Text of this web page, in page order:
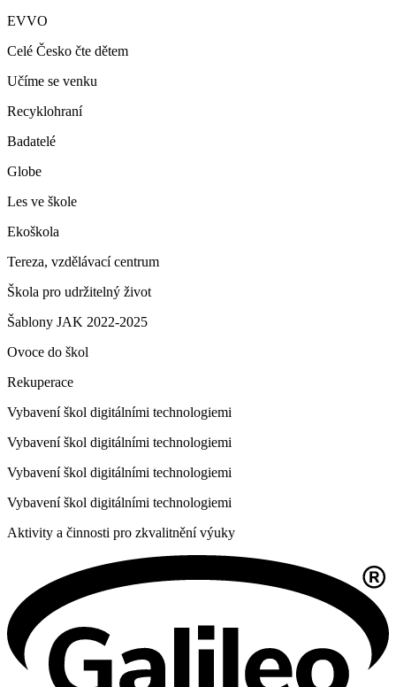
EVVO
Celé Česko čte dětem
Učíme se venku
Recyklohraní
Badatelé
Globe
Les ve škole
Ekoškola
Tereza, vzdělávací centrum
Škola pro udržitelný život
Šablony JAK 2022-2025
Ovoce do škol
Rekuperace
Vybavení škol digitálními technologiemi
Vybavení škol digitálními technologiemi
Vybavení škol digitálními technologiemi
Vybavení škol digitálními technologiemi
Aktivity a činnosti pro zkvalitnění výuky